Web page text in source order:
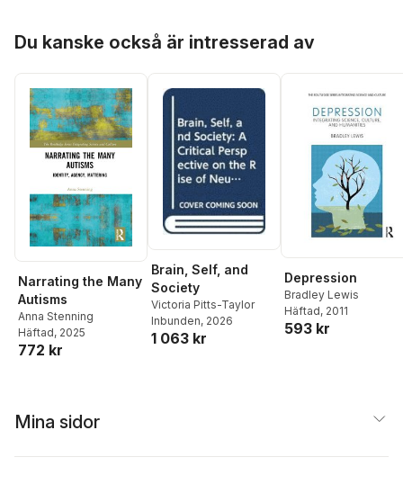
Du kanske också är intresserad av
Narrating the Many
Autisms
Anna Stenning
Häftad, 2025
772 kr
Brain, Self, and
Society
Victoria Pitts-Taylor
Inbunden, 2026
1 063 kr
Depression
Bradley Lewis
Häftad, 2011
593 kr
Mina sidor